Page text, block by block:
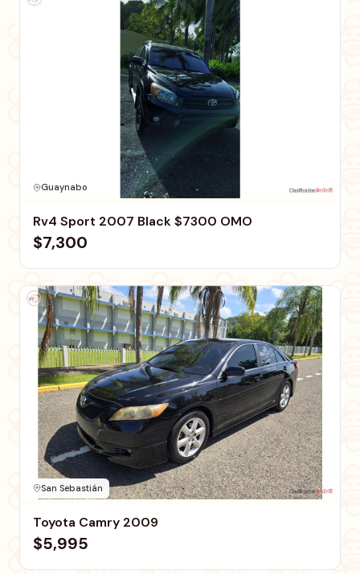
Guaynabo
Rv4 Sport 2007 Black $7300 OMO
$7,300
San Sebastián
Toyota Camry 2009
$5,995